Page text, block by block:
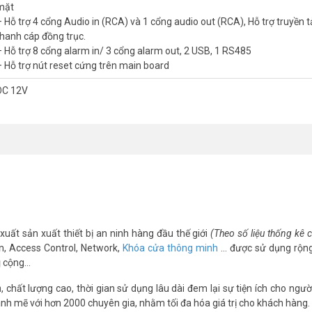
nhất
Dahua DH-XVR5216AN-4KL-I3
AHD
4MP/3MP(1~15fps) 1 kênh, 4M-N/1080P (1~25/30fps) các
camera 8MP với chuẩn tương tích Onvif 21.06
hỗ trợ điều kiển quay quét 3D thông minh với giao thức Dahua
trợ truyền tải âm thanh cáp đồng trục.
Hỗ trợ 4 cổng Audio in (RCA) và 1 cổng audio out (RCA), Hỗ trợ truyền
cáp đồng trục.
Hỗ trợ 8 cổng alarm in/ 3 cổng alarm out, 2 USB, 1 RS485
Hỗ trợ nút reset cứng trên main board
12V
sản xuất thiết bị an ninh hàng đầu thế giới(Theo số liệu thống kê
Access Control, Network, Khóa cửa thông minh … được sử dụng
chất lượng cao, thời gian sử dụng lâu dài đem lại sự tiện ích cho
mẽ với hơn 2000 chuyên gia, nhằm tối đa hóa giá trị cho khách hàng.